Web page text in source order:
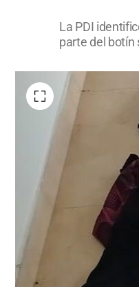
La PDI
parte del botín